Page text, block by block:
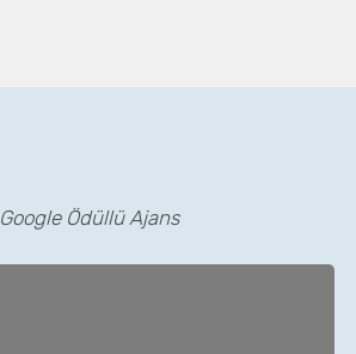
Google Ödüllü Ajans